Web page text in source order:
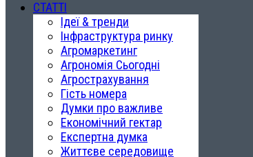
СТАТТІ
Ідеї & тренди
Інфраструктура ринку
Агромаркетинг
Агрономія Сьогодні
Агрострахування
Гість номера
Думки про важливе
Економічний гектар
Експертна думка
Життєве середовище